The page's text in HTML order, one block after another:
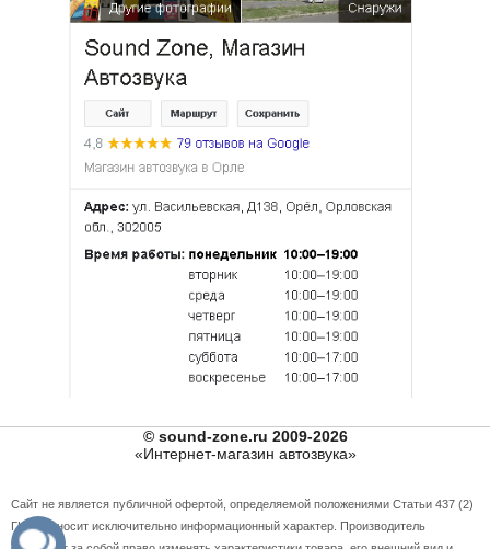
© sound-zone.ru 2009-2026
«Интернет-магазин автозвука»
Сайт не является публичной офертой, определяемой положениями Статьи 437 (2)
ГК РФ и носит исключительно информационный характер. Производитель